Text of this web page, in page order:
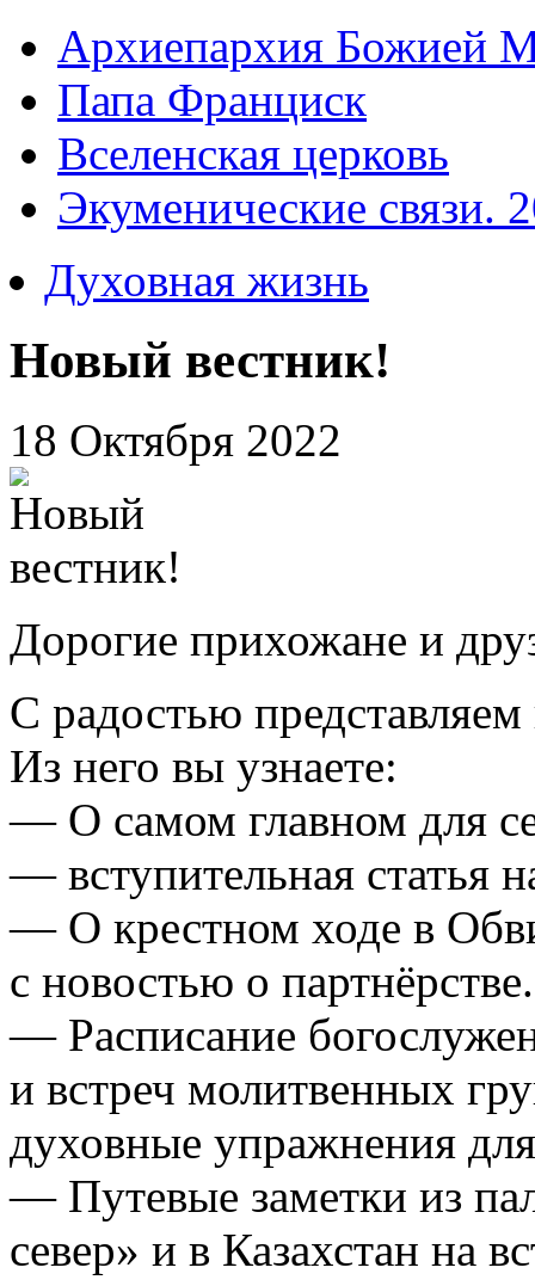
Архиепархия Божией
Папа Франциск
Вселенская церковь
Экуменические связи.
Духовная жизнь
Новый вестник!
18 Октября 2022
Дорогие прихожане и
С радостью
Из него вы узнаете:
— О самом главном для
— вступительная статья
— О крестном ходе в
с новостью о партнёрстве.
— Расписание
и встреч молитвенных
духовные упражнения
— Путевые заметки из
север» и в Казахстан на